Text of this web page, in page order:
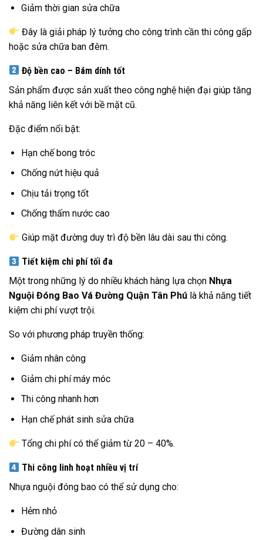
Giảm thời gian sửa chữa
Đây là giải pháp lý tưởng cho công trình cần thi công gấp
hoặc sửa chữa ban đêm.
Độ bền cao – Bám dính tốt
Sản phẩm được sản xuất theo công nghệ hiện đại giúp tăng
khả năng liên kết với bề mặt cũ.
Đặc điểm nổi bật:
Hạn chế bong tróc
Chống nứt hiệu quả
Chịu tải trọng tốt
Chống thấm nước cao
Giúp mặt đường duy trì độ bền lâu dài sau thi công.
Tiết kiệm chi phí tối đa
Một trong những lý do nhiều khách hàng lựa chọn Nhựa
Nguội Đóng Bao Vá Đường Quận Tân Phú là khả năng tiết
kiệm chi phí vượt trội.
So với phương pháp truyền thống:
Giảm nhân công
Giảm chi phí máy móc
Thi công nhanh hơn
Hạn chế phát sinh sửa chữa
Tổng chi phí có thể giảm từ 20 – 40%.
Thi công linh hoạt nhiều vị trí
Nhựa nguội đóng bao có thể sử dụng cho:
Hẻm nhỏ
Đường dân sinh